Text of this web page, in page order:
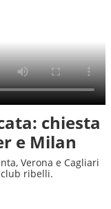
chiesta
e Milan
Verona e Cagliari
ribelli.